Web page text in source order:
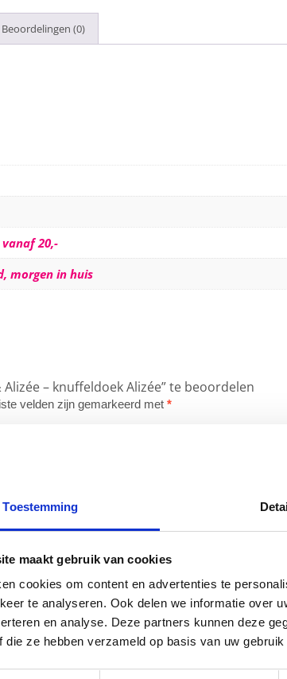
Toestemming
maakt gebruik van cookies
cookies om content en advertenties te
te analyseren. Ook delen we informatie over
en analyse. Deze partners kunnen deze
die ze hebben verzameld op basis van uw
Beoordelingen (0)
20,-
morgen in huis
– knuffeldoek Alizée” te beoordelen
velden zijn gemarkeerd met *